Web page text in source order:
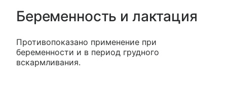
Беременность и лактация
Противопоказано применение при
беременности и в период грудного
вскармливания.